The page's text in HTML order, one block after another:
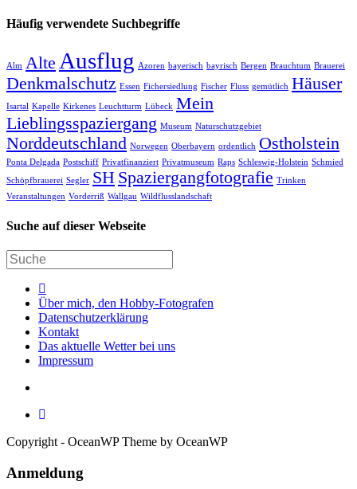
Häufig verwendete Suchbegriffe
Alm Alte Ausflug Azoren bayerisch bayrisch Bergen Brauchtum Brauerei
Denkmalschutz Essen Fichersiedlung Fischer Fluss gemütlich Häuser
Isartal Kapelle Kirkenes Leuchtturm Lübeck Mein
Lieblingsspaziergang Museum Naturschutzgebiet
Norddeutschland Norwegen Oberbayern ordentlich Ostholstein
Ponta Delgada Postschiff Privatfinanziert Privatmuseum Raps Schleswig-Holstein Schmied
Schöpfbrauerei Segler SH Spaziergangfotografie Trinken
Veranstaltungen Vorderriß Wallgau Wildflusslandschaft
Suche auf dieser Webseite
Über mich, den Hobby-Fotografen
Datenschutzerklärung
Kontakt
Das aktuelle Wetter bei uns
Impressum
Copyright - OceanWP Theme by OceanWP
Anmeldung